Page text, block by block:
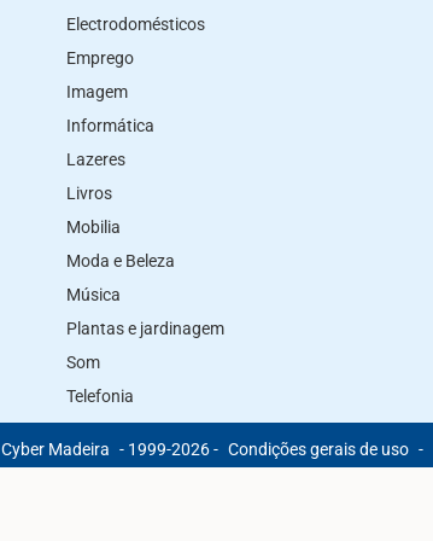
Electrodomésticos
Emprego
Imagem
Informática
Lazeres
Livros
Mobilia
Moda e Beleza
Música
Plantas e jardinagem
Som
Telefonia
Cyber Madeira - 1999-2026 - Condições gerais de uso -